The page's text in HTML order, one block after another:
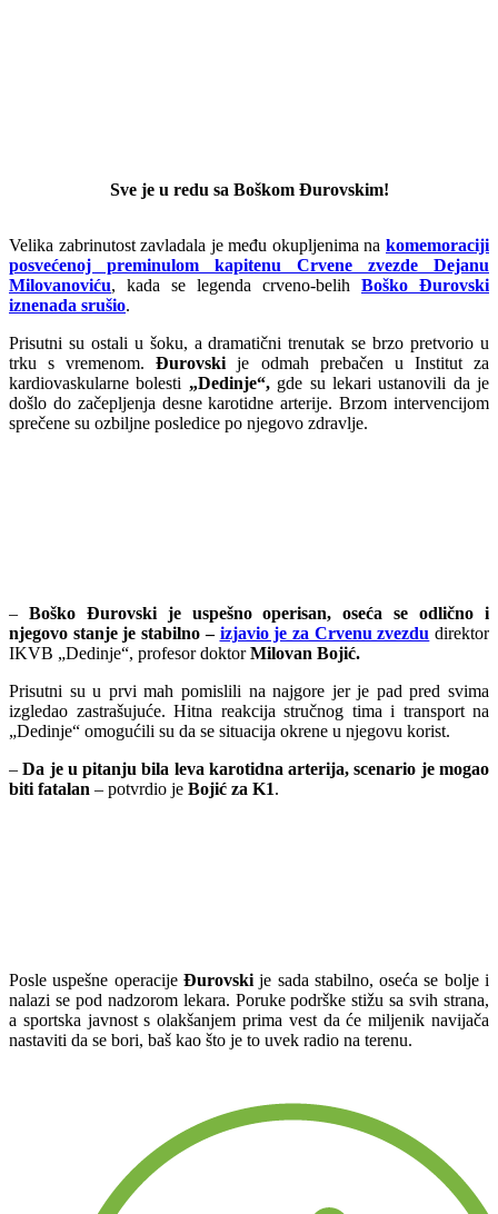
Sve je u redu sa Boškom Đurovskim!
Velika zabrinutost zavladala je među okupljenima na komemoraciji
posvećenoj preminulom kapitenu Crvene zvezde Dejanu
Milovanoviću, kada se legenda crveno-belih Boško Đurovski
iznenada srušio.
Prisutni su ostali u šoku, a dramatični trenutak se brzo pretvorio u
trku s vremenom.Đurovski je odmah prebačen u Institut za
kardiovaskularne bolesti „Dedinje“,gde su lekari ustanovili da je
došlo do začepljenja desne karotidne arterije. Brzom intervencijom
sprečene su ozbiljne posledice po njegovo zdravlje.
– Boško Đurovski je uspešno operisan, oseća se odlično i
njegovo stanje je stabilno – izjavio je za Crvenu zvezdu direktor
IKVB „Dedinje“, profesor doktorMilovan Bojić.
Prisutni su u prvi mah pomislili na najgore jer je pad pred svima
izgledao zastrašujuće. Hitna reakcija stručnog tima i transport na
„Dedinje“ omogućili su da se situacija okrene u njegovu korist.
–Da je u pitanju bila leva karotidna arterija, scenario je mogao
biti fatalan – potvrdio je Bojić za K1.
Posle uspešne operacije Đurovskije sada stabilno, oseća se bolje i
nalazi se pod nadzorom lekara. Poruke podrške stižu sa svih strana,
a sportska javnost s olakšanjem prima vest da će miljenik navijača
nastaviti da se bori, baš kao što je to uvek radio na terenu.